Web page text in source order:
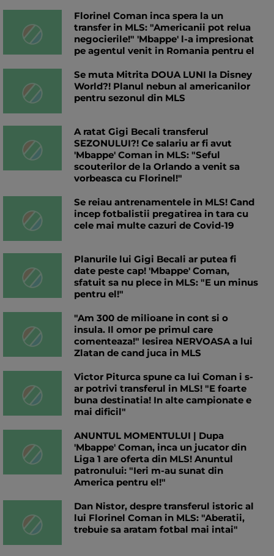
Florinel Coman inca spera la un
transfer in MLS: "Americanii pot relua
negocierile!" 'Mbappe' l-a impresionat
pe agentul venit in Romania pentru el
Se muta Mitrita DOUA LUNI la Disney
World?! Planul nebun al americanilor
pentru sezonul din MLS
A ratat Gigi Becali transferul
SEZONULUI?! Ce salariu ar fi avut
'Mbappe' Coman in MLS: "Seful
scouterilor de la Orlando a venit sa
vorbeasca cu Florinel!"
Se reiau antrenamentele in MLS! Cand
incep fotbalistii pregatirea in tara cu
cele mai multe cazuri de Covid-19
Planurile lui Gigi Becali ar putea fi
date peste cap! 'Mbappe' Coman,
sfatuit sa nu plece in MLS: "E un minus
pentru el!"
"Am 300 de milioane in cont si o
insula. Il omor pe primul care
comenteaza!" Iesirea NERVOASA a lui
Zlatan de cand juca in MLS
Victor Piturca spune ca lui Coman i s-
ar potrivi transferul in MLS! "E foarte
buna destinatia! In alte campionate e
mai dificil"
ANUNTUL MOMENTULUI | Dupa
'Mbappe' Coman, inca un jucator din
Liga 1 are oferta din MLS! Anuntul
patronului: "Ieri m-au sunat din
America pentru el!"
Dan Nistor, despre transferul istoric al
lui Florinel Coman in MLS: "Aberatii,
trebuie sa aratam fotbal mai intai"